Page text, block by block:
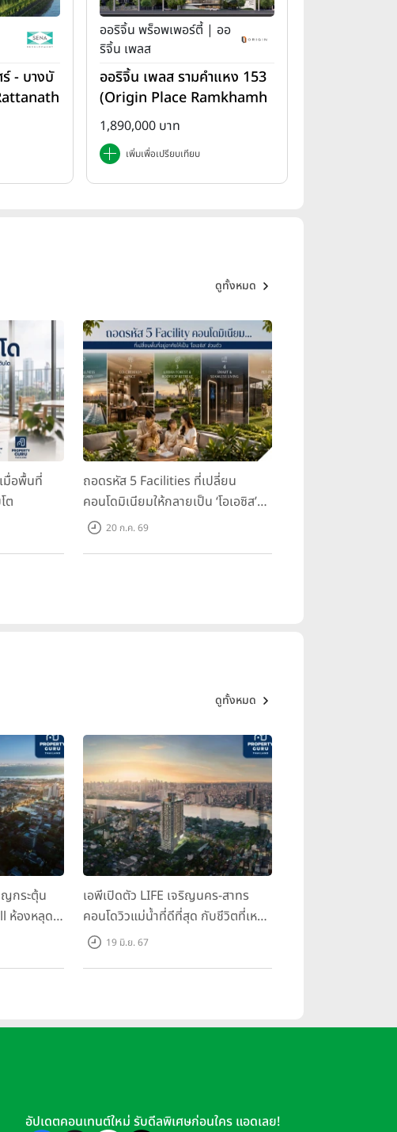
- บางบั
ออริจิ้น พร็อพเพอร์ตี้ | ออ
ริจิ้น เพลส
ออริจิ้น เพลส รามคำแหง 153
(Origin Place Ramkhamh
aeng 153)
1,890,000 บาท
เพิ่มเพื่อเปรียบเทียบ
ดูทั้งหมด
มื่อพื้นที่
ต
ถอดรหัส 5 Facilities ที่เปลี่ยน
คอนโดมิเนียมให้กลายเป็น ‘โอเอซิส’
ส่วนตัวกลางเมือง
20 ก.ค. 69
ดูทั้งหมด
ญกระตุ้น
ห้องหลุด
ลบ.
เอพีเปิดตัว LIFE เจริญนคร-สาทร
คอนโดวิวแม่น้ำที่ดีที่สุด กับชีวิตที่เหนือ
กว่าในทุกมิติ ห้องชุดดีไซน์ใหม่สูง 3
19 มิ.ย. 67
อัปเดตคอนเทนต์ใหม่ รับดีลพิเศษก่อนใคร แอดเลย!